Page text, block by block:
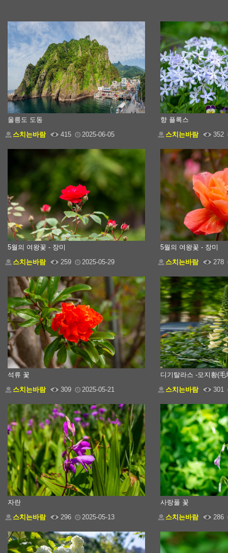
울릉도 도동
스치는바람
415 2025-06-05
향 플록스
스치는바람
352
5월의 여왕꽃 - 장미
스치는바람
259 2025-05-29
5월의 여왕꽃 - 장미
스치는바람
278
석류 꽃
스치는바람
309 2025-05-21
디기탈라스 -모지황(毛
스치는바람
301
자란
스치는바람
296 2025-05-13
사랑풀 꽃
스치는바람
286